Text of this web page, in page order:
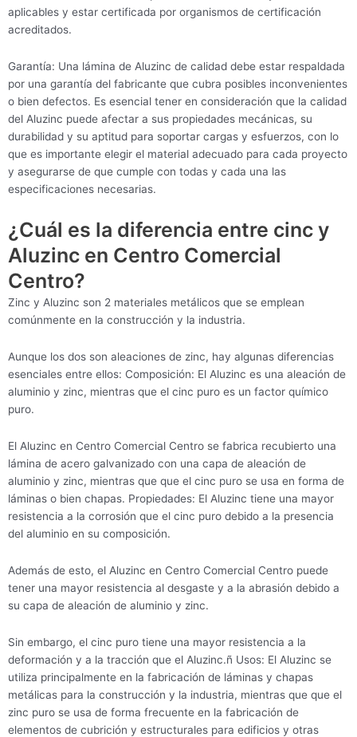
aplicables y estar certificada por organismos de certificación
acreditados.
Garantía: Una lámina de Aluzinc de calidad debe estar respaldada
por una garantía del fabricante que cubra posibles inconvenientes
o bien defectos. Es esencial tener en consideración que la calidad
del Aluzinc puede afectar a sus propiedades mecánicas, su
durabilidad y su aptitud para soportar cargas y esfuerzos, con lo
que es importante elegir el material adecuado para cada proyecto
y asegurarse de que cumple con todas y cada una las
especificaciones necesarias.
¿Cuál es la diferencia entre cinc y
Aluzinc en Centro Comercial
Centro?
Zinc y Aluzinc son 2 materiales metálicos que se emplean
comúnmente en la construcción y la industria.
Aunque los dos son aleaciones de zinc, hay algunas diferencias
esenciales entre ellos: Composición: El Aluzinc es una aleación de
aluminio y zinc, mientras que el cinc puro es un factor químico
puro.
El Aluzinc en Centro Comercial Centro se fabrica recubierto una
lámina de acero galvanizado con una capa de aleación de
aluminio y zinc, mientras que que el cinc puro se usa en forma de
láminas o bien chapas. Propiedades: El Aluzinc tiene una mayor
resistencia a la corrosión que el cinc puro debido a la presencia
del aluminio en su composición.
Además de esto, el Aluzinc en Centro Comercial Centro puede
tener una mayor resistencia al desgaste y a la abrasión debido a
su capa de aleación de aluminio y zinc.
Sin embargo, el cinc puro tiene una mayor resistencia a la
deformación y a la tracción que el Aluzinc.ñ Usos: El Aluzinc se
utiliza principalmente en la fabricación de láminas y chapas
metálicas para la construcción y la industria, mientras que que el
zinc puro se usa de forma frecuente en la fabricación de
elementos de cubrición y estructurales para edificios y otras